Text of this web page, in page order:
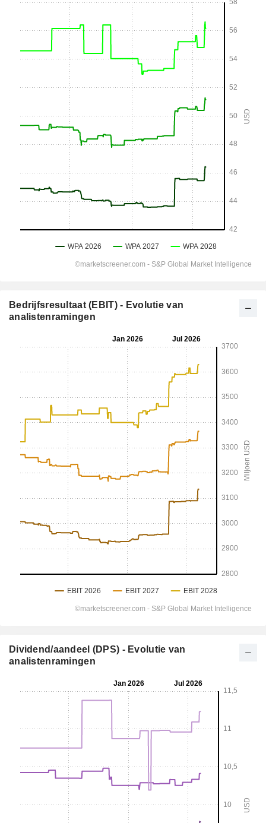
Bedrijfsresultaat (EBIT) - Evolutie van
analistenramingen
Dividend/aandeel (DPS) - Evolutie van
analistenramingen